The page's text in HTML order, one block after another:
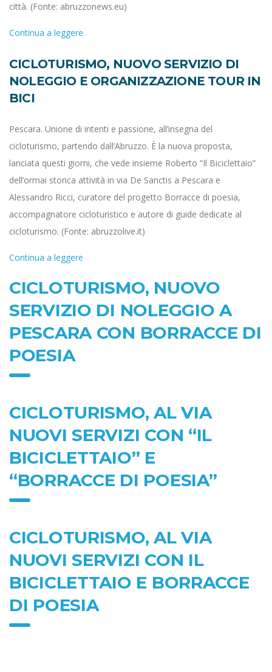
città. (Fonte: abruzzonews.eu)
Continua a leggere
CICLOTURISMO, NUOVO SERVIZIO DI
NOLEGGIO E ORGANIZZAZIONE TOUR IN
BICI
Pescara. Unione di intenti e passione, all’insegna del
cicloturismo, partendo dall’Abruzzo. È la nuova proposta,
lanciata questi giorni, che vede insieme Roberto “Il Biciclettaio”
dell’ormai storica attività in via De Sanctis a Pescara e
Alessandro Ricci, curatore del progetto Borracce di poesia,
accompagnatore cicloturistico e autore di guide dedicate al
cicloturismo. (Fonte: abruzzolive.it)
Continua a leggere
CICLOTURISMO, NUOVO
SERVIZIO DI NOLEGGIO A
PESCARA CON BORRACCE DI
POESIA
CICLOTURISMO, AL VIA
NUOVI SERVIZI CON “IL
BICICLETTAIO” E
“BORRACCE DI POESIA”
CICLOTURISMO, AL VIA
NUOVI SERVIZI CON IL
BICICLETTAIO E BORRACCE
DI POESIA